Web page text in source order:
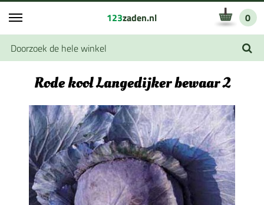
123zaden.nl 0
Rode kool Langedijker bewaar 2